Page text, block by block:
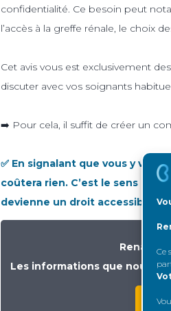
Ce
confidentialité. Ce besoin peut
l’accès à la greffe rénale, le choix
Cet avis vous est exclusivement
discuter avec vos soignants
➡️ Pour cela, il suffit de créer un
✅ En signalant que vous y
coûtera rien. C’est le sens de
devienne un droit accessible à
Renaloo
Les informations que nous